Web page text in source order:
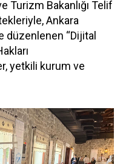
Turizm Bakanlığı Telif
Ankara
düzenlenen “Dijital
yetkili kurum ve